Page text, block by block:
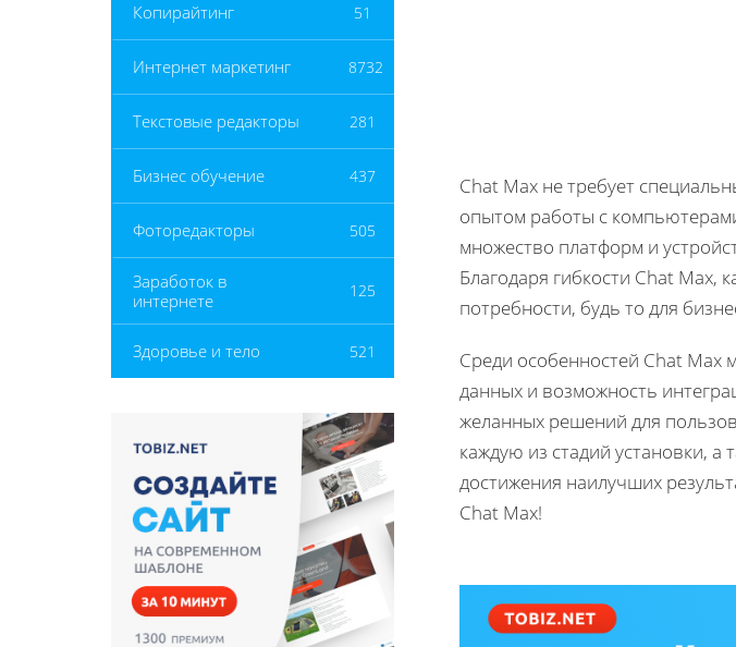
Копирайтинг 51
Интернет маркетинг 8732
Текстовые редакторы 281
Бизнес обучение 437
Фоторедакторы 505
Заработок в
интернете
125
Здоровье и тело 521
Chat Max не требует
опытом работы с
множество платформ и
Благодаря гибкости Chat Max,
потребности, будь то для
Среди особенностей Chat
данных и возможность
желанных решений для
каждую из стадий установки,
достижения наилучших
Chat Max!